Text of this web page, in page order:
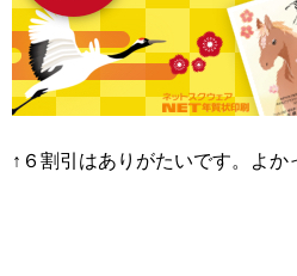
↑６割引はありがたいです。よか